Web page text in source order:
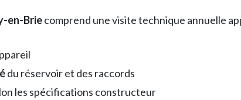
en-Briecomprend une visite technique annuelle
du réservoir et des raccords
les spécifications constructeur